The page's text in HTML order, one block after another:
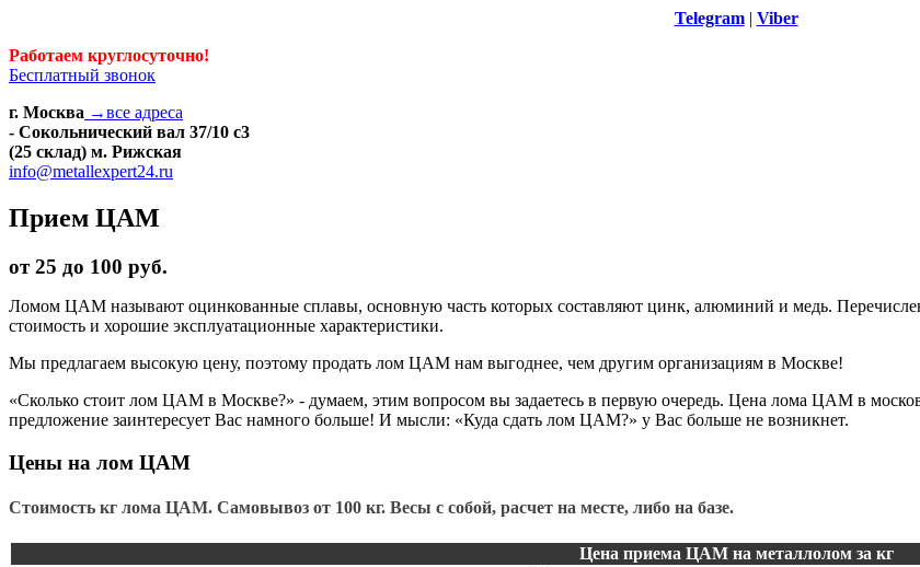
Telegram| Viber
Работаем круглосуточно!
Бесплатный звонок
г. Москва →все адреса
- Сокольнический вал 37/10 с3
(25 склад) м. Рижская
info@metallexpert24.ru
Прием ЦАМ
от 25 до 100 руб.
Ломом ЦАМ называют оцинкованные сплавы, основную часть которых составляют цинк, алюминий и медь.
стоимость и хорошие эксплуатационные характеристики.
Мы предлагаем высокую цену, поэтому продать лом ЦАМ нам выгоднее, чем другим организациям в Москве!
«Сколько стоит лом ЦАМ в Москве?» - думаем, этим вопросом вы задаетесь в первую очередь. Цена лома ЦАМ в
предложение заинтересует Вас намного больше! И мысли: «Куда сдать лом ЦАМ?» у Вас больше не возникнет.
Цены на лом ЦАМ
Стоимость кг лома ЦАМ. Самовывоз от 100 кг. Весы с собой, расчет на месте, либо на базе.
Цена приема ЦАМ на металлолом за кг